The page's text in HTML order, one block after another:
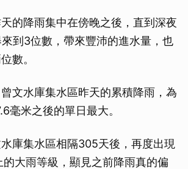
的降雨集中在傍晚之後，直到深夜
到3位數，帶來豐沛的進水量，也
數。
文水庫集水區昨天的累積降雨，為
毫米之後的單日最大。
庫集水區相隔305天後，再度出現
大雨等級，顯見之前降雨真的偏